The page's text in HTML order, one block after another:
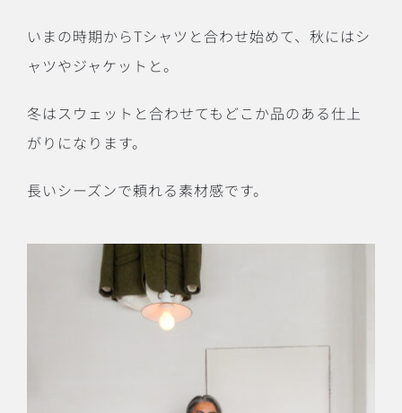
いまの時期からTシャツと合わせ始めて、秋にはシ
ャツやジャケットと。
冬はスウェットと合わせてもどこか品のある仕上
がりになります。
長いシーズンで頼れる素材感です。